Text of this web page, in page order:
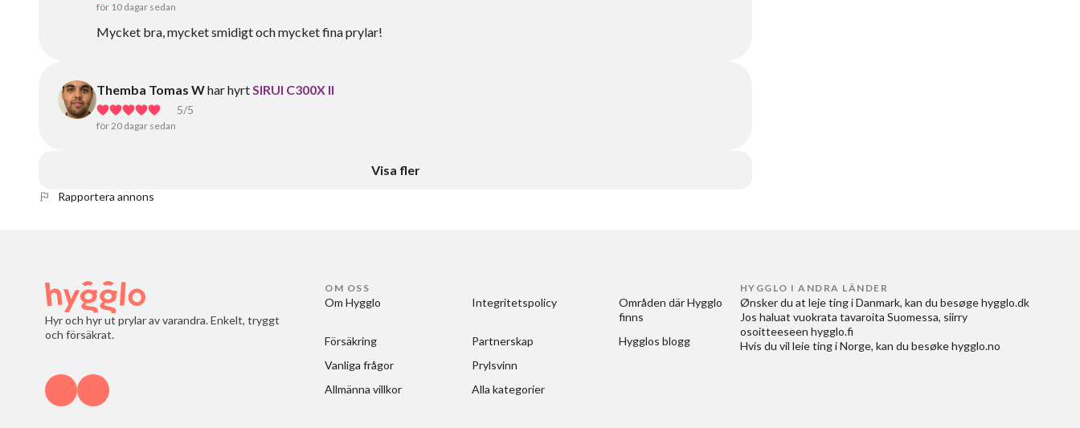
för 10 dagar sedan
Mycket bra, mycket smidigt och mycket fina prylar!
Themba Tomas Whar hyrtSIRUI C300X II
5/5
för 20 dagar sedan
Visa fler
Rapportera annons
Hyr och hyr ut prylar av varandra. Enkelt, tryggt
och försäkrat.
OM OSS
Om Hygglo
Försäkring
Vanliga frågor
Allmänna villkor
Integritetspolicy
Partnerskap
Prylsvinn
Alla kategorier
Områden där Hygglo
finns
Hygglos blogg
HYGGLO I ANDRA LÄNDER
Ønsker du at leje ting i Danmark, kan du besøge hygglo.dk
Jos haluat vuokrata tavaroita Suomessa, siirry
osoitteeseen hygglo.fi
Hvis du vil leie ting i Norge, kan du besøke hygglo.no